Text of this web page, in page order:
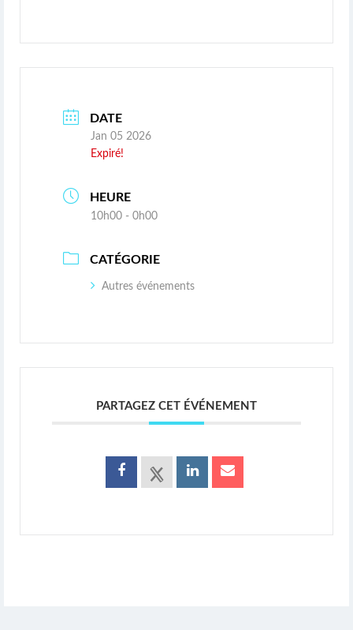
DATE
Jan 05 2026
Expiré!
HEURE
10h00 - 0h00
CATÉGORIE
Autres événements
PARTAGEZ CET ÉVÉNEMENT